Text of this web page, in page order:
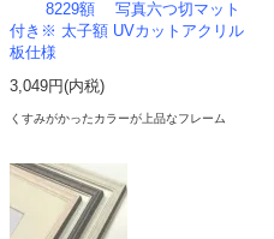
8229額 写真六つ切マット
付き※ 太子額 UVカットアクリル
板仕様
3,049円(内税)
くすみがかったカラーが上品なフレーム